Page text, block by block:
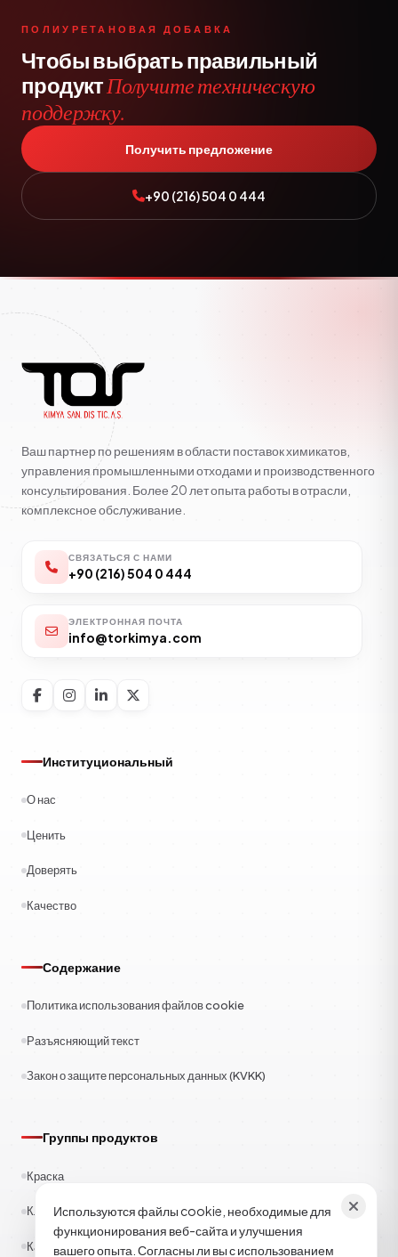
ПОЛИУРЕТАНОВАЯ ДОБАВКА
Чтобы выбрать правильный
продуктПолучите техническую
поддержку.
Получить предложение
+90 (216) 504 0 444
Ваш партнер по решениям в области поставок химикатов,
управления промышленными отходами и производственного
консультирования. Более 20 лет опыта работы в отрасли,
комплексное обслуживание.
СВЯЗАТЬСЯ С НАМИ
+90 (216) 504 0 444
ЭЛЕКТРОННАЯ ПОЧТА
info@torkimya.com
Институциональный
О нас
Ценить
Доверять
Качество
Содержание
Политика использования файлов cookie
Разъясняющий текст
Закон о защите персональных данных (KVKK)
Группы продуктов
Краска
Клеи
Каучук
Используются файлы cookie, необходимые для
функционирования веб-сайта и улучшения
вашего опыта. Согласны ли вы с использованием